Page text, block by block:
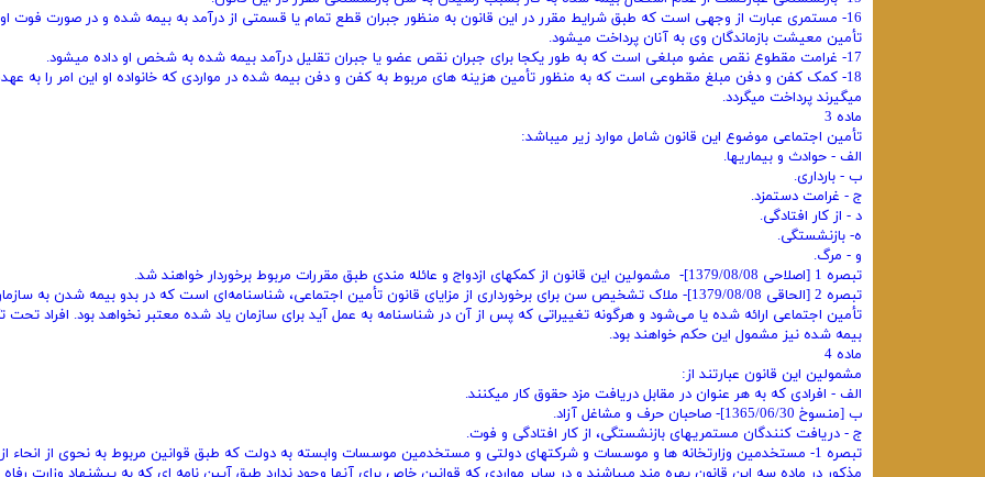
16- مستمری عبارت از وجهی است که طبق شرایط مقرر در این قانون به منظور جبران قطع تمام یا قسمتی از درآمد به بیمه شده و در صورت‌ فوت او
تأمین معیشت بازماندگان وی به آنان پرداخت میشود.
17- غرامت مقطوع نقص عضو مبلغی است که به طور یکجا برای جبران نقص عضو یا جبران تقلیل درآمد بیمه شده به شخص او داده میشود.
18- کمک کفن و دفن مبلغ مقطوعی است که به منظور تأمین هزینه‌ های مربوط به کفن و دفن بیمه شده در مواردی که خانواده او این امر را به
میگیرند پرداخت میگردد.
ماده 3
تأمین اجتماعی موضوع این قانون شامل موارد زیر میباشد:
الف - حوادث و بیماریها.
ب - بارداری.
ج - غرامت دستمزد.
د - از کار افتادگی.
ه- بازنشستگی.
‌و - مرگ.
تبصره 1 [اصلاحی 1379/08/08]- مشمولین این قانون از کمکهای ازدواج و عائله‌ مندی طبق مقررات مربوط برخوردار خواهند شد.
تبصره 2 [الحاقی 1379/08/08]- ملاک تشخیص سن برای برخورداری از مزایای قانون تأمین اجتماعی، شناسنامه‌ای است که در بدو بیمه شدن به
تأمین اجتماعی ‌ارائه شده یا می‌شود و هرگونه تغییراتی که پس از آن در شناسنامه به عمل آید برای سازمان یاد شده معتبر نخواهد بود. ‌افراد تحت
بیمه شده نیز مشمول این حکم خواهند بود.
‌ماده 4
مشمولین این قانون عبارتند از:
الف - افرادی که به هر عنوان در مقابل دریافت مزد حقوق کار میکنند.
ب [منسوخ 1365/06/30]- صاحبان حرف و مشاغل آزاد.
ج - دریافت‌ کنندگان مستمریهای بازنشستگی، از کار افتادگی و فوت.
تبصره 1- مستخدمین وزارتخانه ‌ها و موسسات و شرکتهای دولتی و مستخدمین موسسات وابسته به دولت که طبق قوانین مربوط به نحوی از‌ انحاء از